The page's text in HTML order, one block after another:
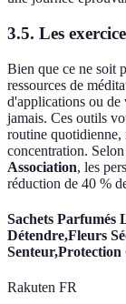
3.5. Les
Bien que ce ne soit
ressources de
d'applications ou de
jamais. Ces outils
routine quotidienne,
concentration.
Association, les
réduction de 40 %
Sachets Parfumés
Détendre,Fleurs
Rakuten FR